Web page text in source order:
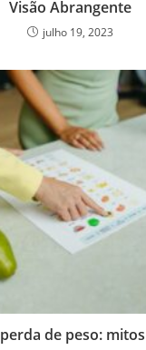
Visão Abrangente
julho 19, 2023
de peso: